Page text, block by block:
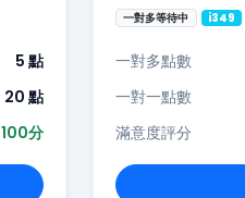
5 點
20 點
100分
一對多等待中 i349
一對多點數
一對一點數
滿意度評分